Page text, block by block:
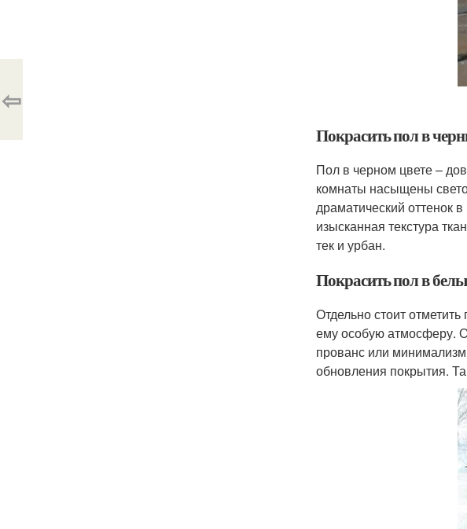
Покрасить пол в
Пол в черном цвете –
комнаты насыщены
драматический оттенок
изысканная текстура
тек и урбан.
Покрасить пол в
Отдельно стоит
ему особую атмосферу.
прованс или
обновления покрытия.
⇦